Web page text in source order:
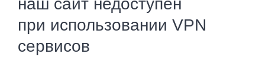
наш сайт недоступен
при использовании VPN
сервисов